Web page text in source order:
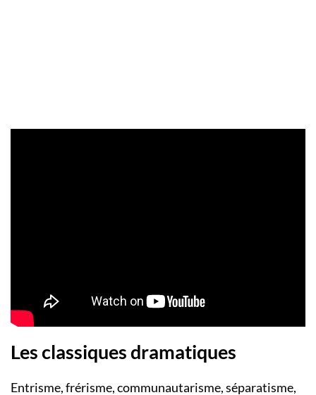
Les classiques dramatiques
Entrisme, frérisme, communautarisme, séparatisme,